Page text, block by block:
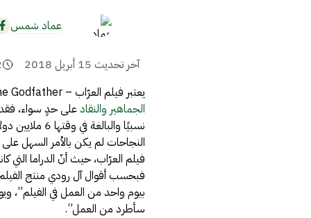
عماد شمس
آخر تحديث 15 أبريل 2018
يعتبر فيلم العرّاب – The Godfather أحد أكثر الأفلام السينمائية شهرةً حول العالم،
الجماهير والنقاد
فيلم العرّاب، حيث أنّ الدراما
فبحسب أقوال آل رودي منتج الفيلم:
بيوم واحد من العمل في الفيلم”،
سأطرد من العمل”.